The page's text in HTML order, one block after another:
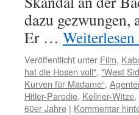
dazu
Er … Weiterlesen
Veröffentlicht unter Film,
hat die Hosen voll", "West
Kurven für Madame“,
Hitler-Parodie, Kellner-Witze,
60er Jahre | Kommentar